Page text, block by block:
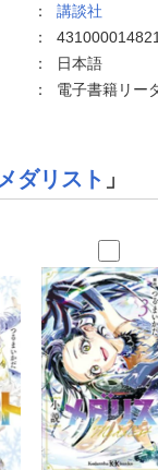
： 講談社
：
：
日本語
： 電子書籍リー
メダリスト 」